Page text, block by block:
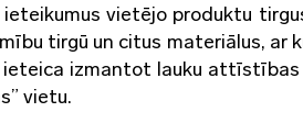
vietējo produktu
tirgū un citus materiālus, ar
ieteica izmantot lauku
vietu.